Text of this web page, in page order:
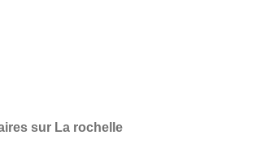
sur La rochelle